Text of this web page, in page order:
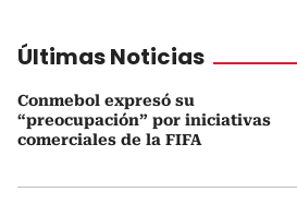
Últimas Noticias
Conmebol expresó su
“preocupación” por iniciativas
comerciales de la FIFA